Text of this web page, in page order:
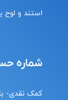
استند و لوح
شماره
کمک نقدی-